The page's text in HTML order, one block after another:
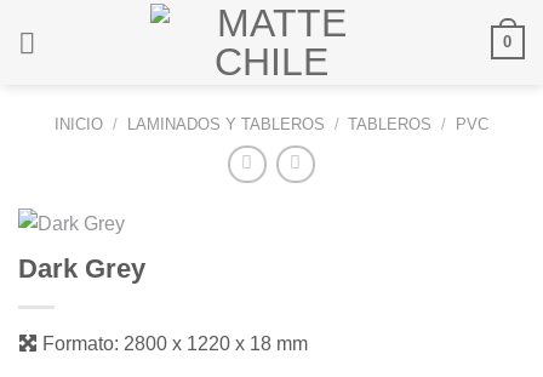
0
INICIO / LAMINADOS Y TABLEROS / TABLEROS / PVC
Dark Grey
Formato: 2800 x 1220 x 18 mm